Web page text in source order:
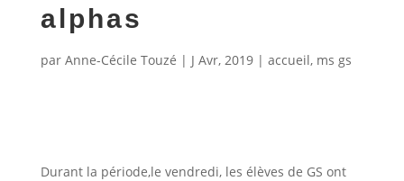
alphas
par Anne-Cécile Touzé | J Avr, 2019| accueil, ms gs
Durant la période,le vendredi, les élèves de GS ont